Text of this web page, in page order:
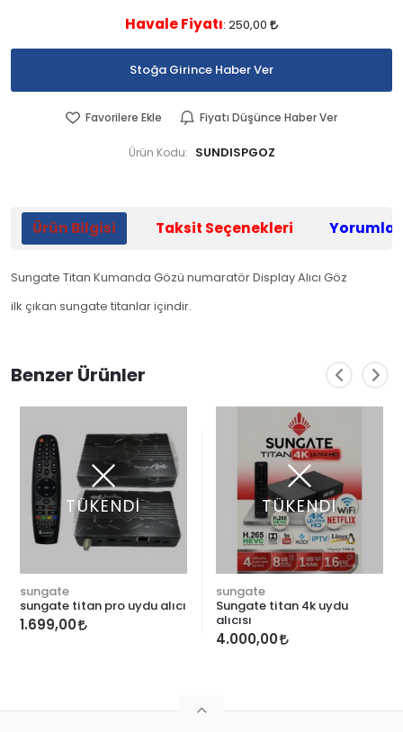
Havale Fiyatı: 250,00
Stoğa Girince Haber Ver
Favorilere Ekle Fiyatı Düşünce Haber Ver
Ürün Kodu: SUNDISPGOZ
Ürün Bilgisi Taksit Seçenekleri Yorumlar
Sungate Titan Kumanda Gözü numaratör Display Alıcı Göz
ilk çıkan sungate titanlar içindir.
Benzer Ürünler
TÜKENDİ
sungate
sungate titan pro uydu alıcı
1.699,00
TÜKENDİ
sungate
Sungate titan 4k uydu
alıcısı
4.000,00